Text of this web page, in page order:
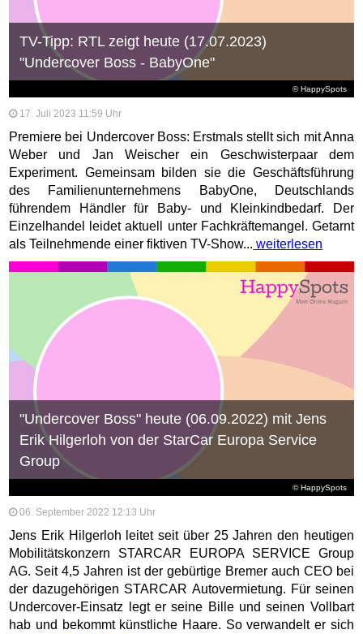
© HappySpots
TV-Tipp: RTL zeigt heute (17.07.2023)
"Undercover Boss - BabyOne"
17. Juli 2023 11:59 Uhr
Premiere bei Undercover Boss: Erstmals stellt sich mit Anna
Weber und Jan Weischer ein Geschwisterpaar dem
Experiment. Gemeinsam bilden sie die Geschäftsführung
des Familienunternehmens BabyOne, Deutschlands
führendem Händler für Baby- und Kleinkindbedarf. Der
Einzelhandel leidet aktuell unter Fachkräftemangel. Getarnt
als Teilnehmende einer fiktiven TV-Show... weiterlesen
© HappySpots
"Undercover Boss" heute (06.09.2022) mit Jens
Erik Hilgerloh von der StarCar Europa Service
Group
06. September 2022 12:13 Uhr
Jens Erik Hilgerloh leitet seit über 25 Jahren den heutigen
Mobilitätskonzern STARCAR EUROPA SERVICE Group
AG. Seit 4,5 Jahren ist der gebürtige Bremer auch CEO bei
der dazugehörigen STARCAR Autovermietung. Für seinen
Undercover-Einsatz legt er seine Bille und seinen Vollbart
hab und bekommt künstliche Haare. So verwandelt er sich